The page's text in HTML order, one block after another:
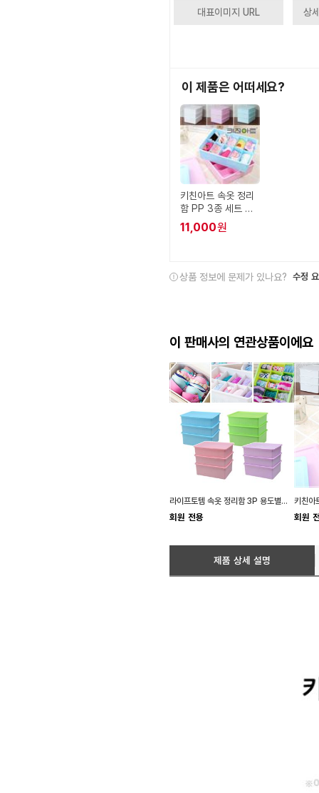
대표이미지 URL 상
이 제품은 어떠세요?
키친아트 속옷 정리
함 PP 3종 세트 다
용도 정리함
11,000원
상품 정보에 문제가 있나요? 수정
이 판매사의 연관상품이에요
라이프토템 속옷 정리함 3P 용도별정리 다양한사이즈
회원 전용 회원
제품 상세 설명